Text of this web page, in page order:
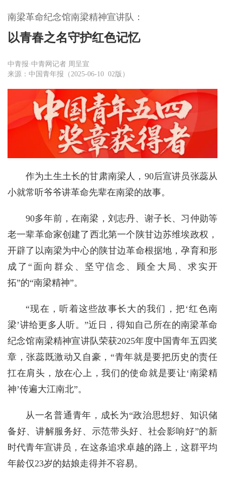
南梁革命纪念馆南梁精神宣讲队：
以青春之名守护红色记忆
中青报·中青网记者 周呈宣
来源：中国青年报（2025-06-10 02版）
作为土生土长的甘肃南梁人，90后宣讲员张蕊从
小就常听爷爷讲革命先辈在南梁的故事。
90多年前，在南梁，刘志丹、谢子长、习仲勋等
老一辈革命家创建了西北第一个陕甘边苏维埃政权，
开辟了以南梁为中心的陕甘边革命根据地，孕育和形
成了“面向群众、坚守信念、顾全大局、求实开
拓”的“南梁精神”。
“现在，听着这些故事长大的我们，把‘红色南
梁’讲给更多人听。”近日，得知自己所在的南梁革命
纪念馆南梁精神宣讲队荣获2025年度中国青年五四奖
章，张蕊既激动又自豪，“青年就是要把历史的责任
扛在肩头，放在心上，我们的使命就是要让‘南梁精
神’传遍大江南北”。
从一名普通青年，成长为“政治思想好、知识储
备好、讲解服务好、示范带头好、社会影响好”的新
时代青年宣讲员，在这条追求卓越的路上，这群平均
年龄仅23岁的姑娘走得并不容易。